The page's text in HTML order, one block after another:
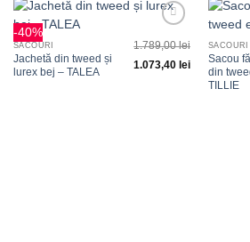
-40%
la
SACOURI
Jachetă din tweed și
lurex bej – TALEA
1.789,00lei
1.073,40 lei
SACOURI
Sacou
din
TILLIE